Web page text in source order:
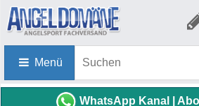
Menü
WhatsApp Kanal |